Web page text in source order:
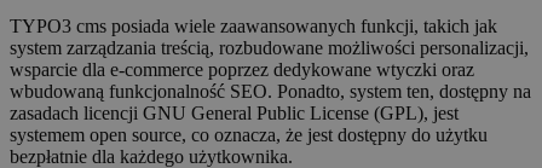
TYPO3 cms posiada wiele zaawansowanych funkcji, takich jak
system zarządzania treścią, rozbudowane możliwości personalizacji,
wsparcie dla e-commerce poprzez dedykowane wtyczki oraz
wbudowaną funkcjonalność SEO. Ponadto, system ten, dostępny na
zasadach licencji GNU General Public License (GPL), jest
systemem open source, co oznacza, że jest dostępny do użytku
bezpłatnie dla każdego użytkownika.